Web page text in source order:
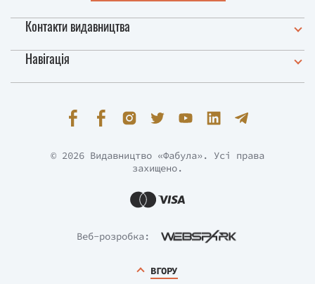
Контакти видавництва
Навігація
Веб-розробка:
© 2026 Видавництво «Фабула». Усі права
захищено.
ВГОРУ